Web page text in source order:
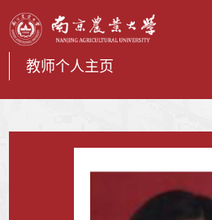
教师个人主页